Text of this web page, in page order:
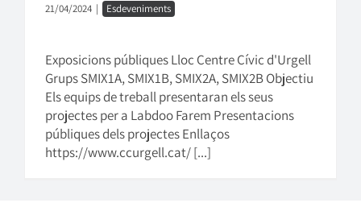
21/04/2024 | Esdeveniments
Exposicions públiques Lloc Centre Cívic d'Urgell
Grups SMIX1A, SMIX1B, SMIX2A, SMIX2B Objectiu
Els equips de treball presentaran els seus
projectes per a Labdoo Farem Presentacions
públiques dels projectes Enllaços
https://www.ccurgell.cat/ [...]